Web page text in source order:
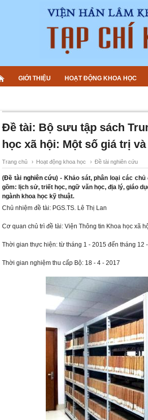
GIỚI THIỆU HOẠT ĐỘNG KHOA HỌC
Đề tài: Bộ sưu tập sách
học xã hội: Một số giá trị
Trang chủ › Hoạt động khoa học › Đề tài nghiên cứu
(Đề tài nghiên cứu) - Khảo sát, phân loại các
gồm: lịch sử, triết học, ngữ văn học, địa lý, giáo
ngành khoa học kỹ thuật.
Chủ nhiệm đề tài: PGS.TS. Lê Thị Lan
Cơ quan chủ trì đề tài: Viện Thông tin Khoa học xã
Thời gian thực hiện: từ tháng 1 - 2015 đến tháng 12
Thời gian nghiệm thu cấp Bộ: 18 - 4 - 2017